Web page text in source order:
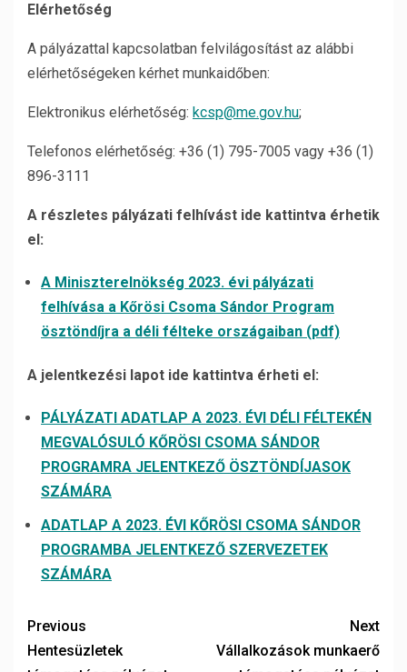
Elérhetőség
A pályázattal kapcsolatban felvilágosítást az alábbi
elérhetőségeken kérhet munkaidőben:
Elektronikus elérhetőség: kcsp@me.gov.hu;
Telefonos elérhetőség: +36 (1) 795-7005 vagy +36 (1)
896-3111
A részletes pályázati felhívást ide kattintva érhetik
el:
A Miniszterelnökség 2023. évi pályázati
felhívása a Kőrösi Csoma Sándor Program
ösztöndíjra a déli félteke országaiban (pdf)
A jelentkezési lapot ide kattintva érheti el:
PÁLYÁZATI ADATLAP A 2023. ÉVI DÉLI FÉLTEKÉN
MEGVALÓSULÓ KŐRÖSI CSOMA SÁNDOR
PROGRAMRA JELENTKEZŐ ÖSZTÖNDÍJASOK
SZÁMÁRA
ADATLAP A 2023. ÉVI KŐRÖSI CSOMA SÁNDOR
PROGRAMBA JELENTKEZŐ SZERVEZETEK
SZÁMÁRA
Previous
Hentesüzletek
Next
Vállalkozások munkaerő